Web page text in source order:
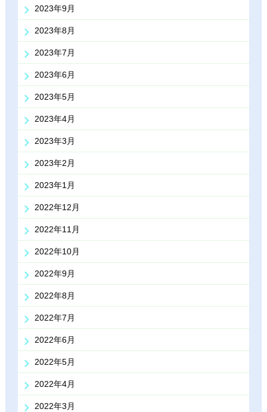
2023年9月
2023年8月
2023年7月
2023年6月
2023年5月
2023年4月
2023年3月
2023年2月
2023年1月
2022年12月
2022年11月
2022年10月
2022年9月
2022年8月
2022年7月
2022年6月
2022年5月
2022年4月
2022年3月